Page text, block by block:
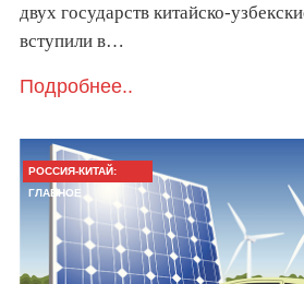
двух государств китайско-
вступили в…
Подробнее..
РОССИЯ-КИТАЙ:
ГЛАВНОЕ